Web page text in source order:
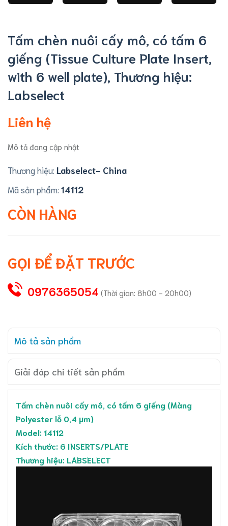
Tấm chèn nuôi cấy mô, có tấm 6
giếng (​​​​​​​Tissue Culture Plate Insert,
with 6 well plate), Thương hiệu:
Labselect
Liên hệ
Mô tả đang cập nhật
Thương hiệu: Labselect- China
Mã sản phẩm: 14112
CÒN HÀNG
GỌI ĐỂ ĐẶT TRƯỚC
0976365054 (Thời gian: 8h00 - 20h00)
Mô tả sản phẩm
Giải đáp chi tiết sản phẩm
Tấm chèn nuôi cấy mô, có tấm 6 giếng (Màng
Polyester lỗ 0,4 µm)
Model: 14112
Kích thước: 6 INSERTS/PLATE
Thương hiệu: LABSELECT